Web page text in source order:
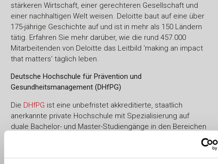
stärkeren Wirtschaft, einer gerechteren Gesellschaft und
einer nachhaltigen Welt weisen. Deloitte baut auf eine über
175-jährige Geschichte auf und ist in mehr als 150 Ländern
tätig. Erfahren Sie mehr darüber, wie die rund 457.000
Mitarbeitenden von Deloitte das Leitbild 'making an impact
that matters' täglich leben.
Deutsche Hochschule für Prävention und
Gesundheitsmanagement (DHfPG)
Die DHfPG ist eine unbefristet akkreditierte, staatlich
anerkannte private Hochschule mit Spezialisierung auf
duale Bachelor- und Master-Studiengänge in den Bereichen
Sportökonomie, Gesundheitsmanagement, Fitnesstraining,